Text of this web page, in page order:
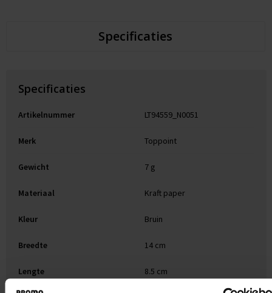
Specificaties
Specificaties
Artikelnummer LT94559_N0051
Merk Toppoint
Gewicht 7 g
Materiaal Kraft paper
Kleur Bruin
Breedte 14 cm
Lengte 8.5 cm